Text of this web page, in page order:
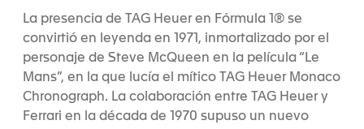
La presencia de TAG Heuer en Fórmula 1® se
convirtió en leyenda en 1971, inmortalizado por el
personaje de Steve McQueen en la película “Le
Mans”, en la que lucía el mítico TAG Heuer Monaco
Chronograph. La colaboración entre TAG Heuer y
Ferrari en la década de 1970 supuso un nuevo